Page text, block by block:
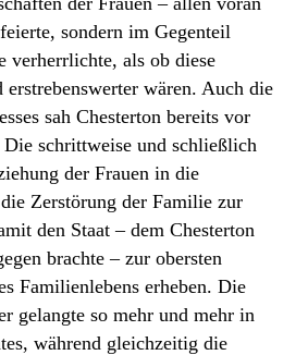
sondern im Gegenteil
verherrlichte, als ob diese
erstrebenswerter wären. Auch die
sah Chesterton bereits vor
Die schrittweise und schließlich
der Frauen in die
Zerstörung der Familie zur
den Staat – dem Chesterton
brachte – zur obersten
Familienlebens erheben. Die
gelangte so mehr und mehr in
während gleichzeitig die